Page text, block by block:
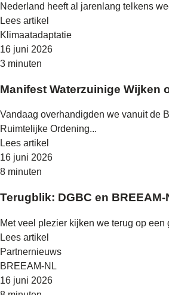
Nederland heeft al jarenlang telkens
Lees artikel
Klimaatadaptatie
16 juni 2026
3 minuten
Manifest Waterzuinige Wijken
Vandaag overhandigden we vanuit de
Ruimtelijke Ordening...
Lees artikel
16 juni 2026
8 minuten
Terugblik: DGBC en BREEAM-
Met veel plezier kijken we terug op
Lees artikel
Partnernieuws
BREEAM-NL
16 juni 2026